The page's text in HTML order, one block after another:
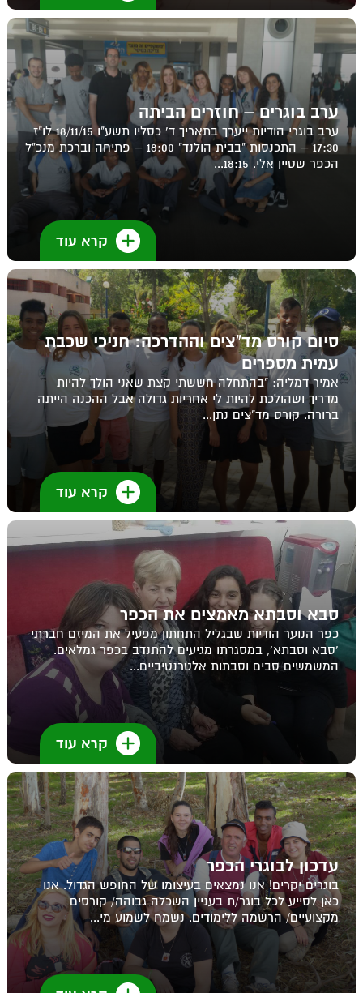
ערב בוגרים – חוזרים הביתה
ערב בוגרי הודיות ייערך בתאריך ד' כסליו תשע"ו 18/11/15 לו"ז
17:30 – התכנסות "בבית הולנד" 18:00 – פתיחה וברכת מנכ"ל
הכפר שטיין אלי. 18:15...
קרא עוד
סיום קורס מד"צים וההדרכה: חניכי שכבת
עמית מספרים
אמיר דמליה: "בהתחלה חששתי קצת שאני הולך להיות
מדריך ושהולכת להיות לי אחריות גדולה אבל ההכנה הייתה
ברורה. קורס מד"צים נתן...
קרא עוד
סבא וסבתא מאמצים את הכפר
כפר הנוער הודיות שבגליל התחתון מפעיל את המיזם חברתי
'סבא וסבתא', במסגרתו מגיעים להתנדב בכפר גמלאים.
המשמשים סבים וסבתות אלטרנטיביים...
קרא עוד
עדכון לבוגרי הכפר
בוגרים יקרים! אנו נמצאים בעיצומו של החופש הגדול. אנו
כאן לסייע לכל בוגר/ת בעניין השכלה גבוהה/ קורסים
מקצועיים/ הרשמה ללימודים. נשמח לשמוע מי...